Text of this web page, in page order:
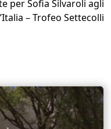
per Sofia Silvaroli agli
– Trofeo Settecolli